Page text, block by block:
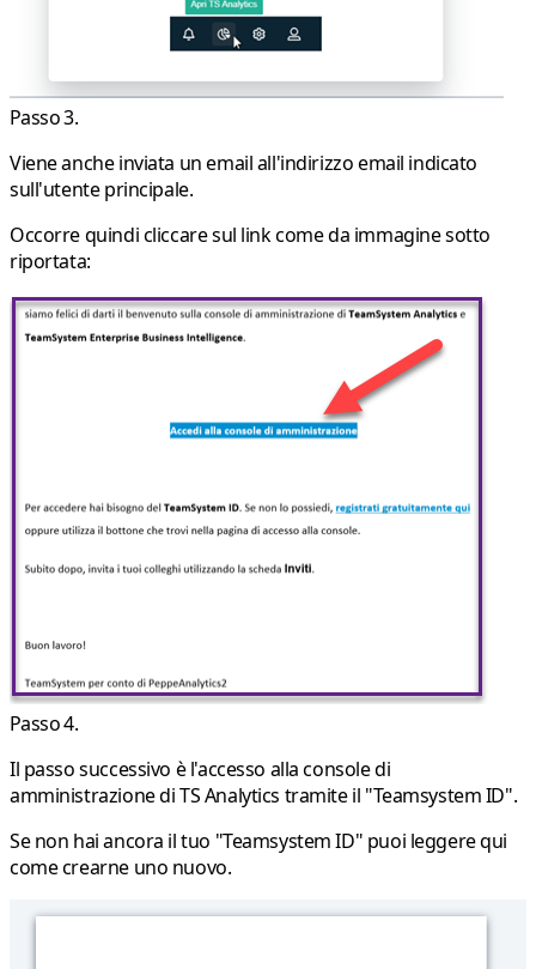
Passo 3.
Viene anche inviata un email all'indirizzo email indicato
sull'utente principale.
Occorre quindi cliccare sul link come da immagine sotto
riportata:
Passo 4.
Il passo successivo è l'accesso alla console di
amministrazione di TS Analytics tramite il "Teamsystem ID".
Se non hai ancora il tuo "Teamsystem ID" puoi leggerequi
come crearne uno nuovo.